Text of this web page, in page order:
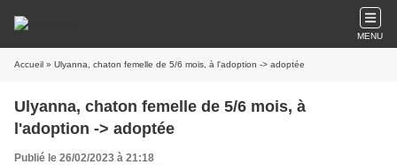
MENU
Accueil » Ulyanna, chaton femelle de 5/6 mois, à l'adoption -> adoptée
Ulyanna, chaton femelle de 5/6 mois, à
l'adoption -> adoptée
Publié le 26/02/2023 à 21:18